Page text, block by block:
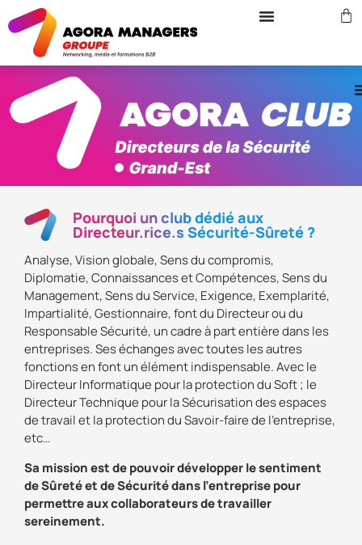
Pourquoi un club dédié aux
Directeur.rice.s Sécurité-Sûreté ?
Analyse, Vision globale, Sens du compromis,
Diplomatie, Connaissances et Compétences, Sens du
Management, Sens du Service, Exigence, Exemplarité,
Impartialité, Gestionnaire, font du Directeur ou du
Responsable Sécurité, un cadre à part entière dans les
entreprises. Ses échanges avec toutes les autres
fonctions en font un élément indispensable. Avec le
Directeur Informatique pour la protection du Soft ; le
Directeur Technique pour la Sécurisation des espaces
de travail et la protection du Savoir-faire de l’entreprise,
etc…
Sa mission est de pouvoir développer le sentiment
de Sûreté et de Sécurité dans l’entreprise pour
permettre aux collaborateurs de travailler
sereinement.